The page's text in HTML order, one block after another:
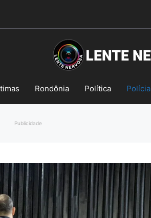
Rondônia Política Polícia
Publicidade